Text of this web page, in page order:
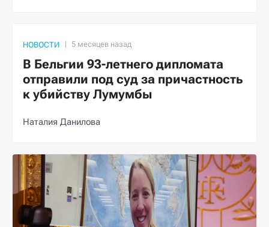
НОВОСТИ
В Бельгии 93-летнего дипломата
отправили под суд за причастность
к убийству Лумумбы
Наталия Данилова